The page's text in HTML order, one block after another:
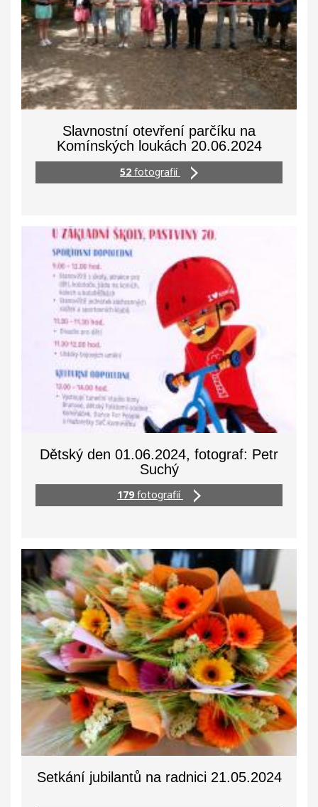
Slavnostní otevření parčíku na
Komínských loukách 20.06.2024
52 fotografií
Dětský den 01.06.2024, fotograf: Petr
Suchý
179 fotografií
Setkání jubilantů na radnici 21.05.2024